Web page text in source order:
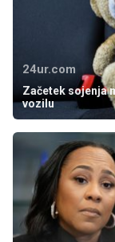
24ur.com
Začetek sojenja
vozilu